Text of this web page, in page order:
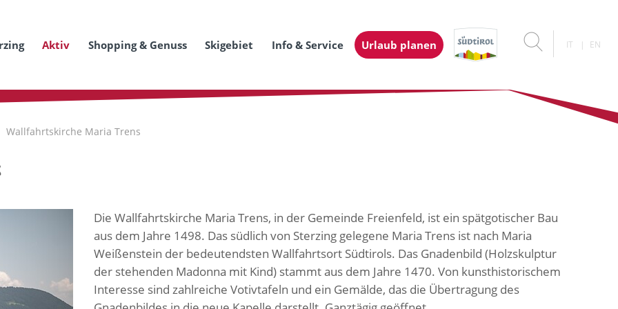
Aktiv Shopping & Genuss Skigebiet Info & Service Urlaub planen IT EN
Wallfahrtskirche Maria Trens
Die Wallfahrtskirche Maria Trens, in der Gemeinde Freienfeld, ist ein spätgotischer Bau
aus dem Jahre 1498. Das südlich von Sterzing gelegene Maria Trens ist nach Maria
Weißenstein der bedeutendsten Wallfahrtsort Südtirols. Das Gnadenbild (Holzskulptur
der stehenden Madonna mit Kind) stammt aus dem Jahre 1470. Von kunsthistorischem
Interesse sind zahlreiche Votivtafeln und ein Gemälde, das die Übertragung des